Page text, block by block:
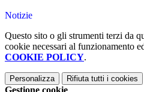
Notizie
Questo sito o gli strumenti terzi da
cookie necessari al funzionamento
COOKIE POLICY.
Personalizza Rifiuta tutti i cookies